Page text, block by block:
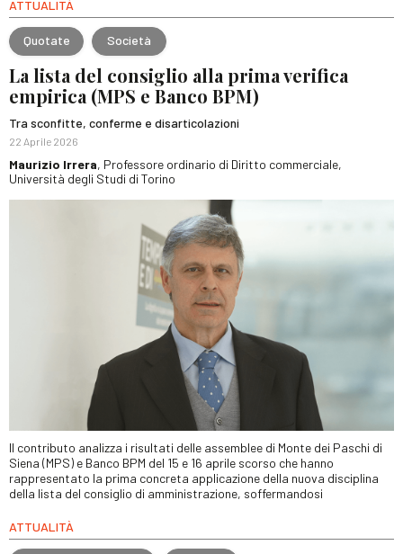
ATTUALITÀ
Quotate Società
La lista del consiglio alla prima verifica
empirica (MPS e Banco BPM)
Tra sconfitte, conferme e disarticolazioni
22 Aprile 2026
Maurizio Irrera, Professore ordinario di Diritto commerciale,
Università degli Studi di Torino
Il contributo analizza i risultati delle assemblee di Monte dei Paschi di
Siena (MPS) e Banco BPM del 15 e 16 aprile scorso che hanno
rappresentato la prima concreta applicazione della nuova disciplina
della lista del consiglio di amministrazione, soffermandosi
ATTUALITÀ